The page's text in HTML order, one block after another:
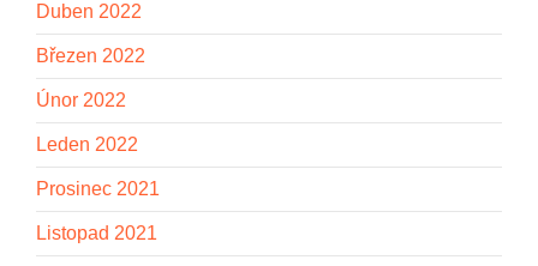
Duben 2022
Březen 2022
Únor 2022
Leden 2022
Prosinec 2021
Listopad 2021